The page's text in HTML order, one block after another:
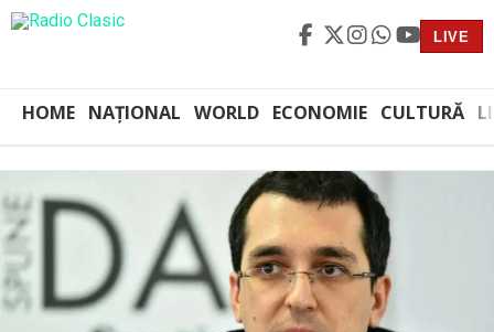
LIVE
HOME NAȚIONAL WORLD ECONOMIE CULTURĂ